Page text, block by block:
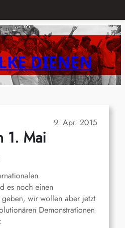
DIENEN
9. Apr. 2015
1. Mai
es noch einen
wir wollen aber jetzt
Demonstrationen